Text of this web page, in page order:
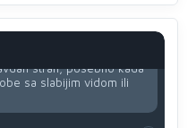
strah, posebno kada
sa slabijim vidom ili